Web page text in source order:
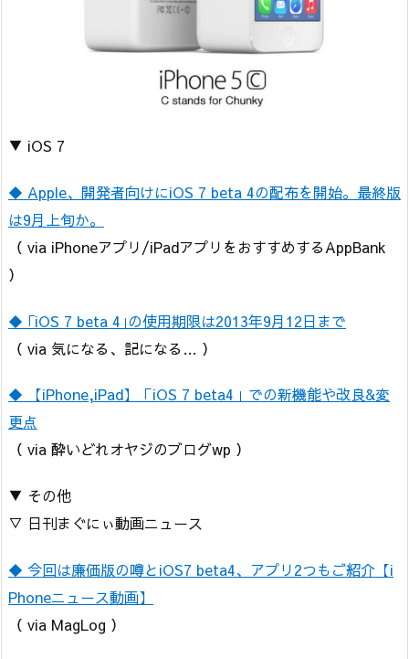
▼ iOS 7
◆ Apple、開発者向けにiOS 7 beta 4の配布を開始。最終版
は9月上旬か。
（ via iPhoneアプリ/iPadアプリをおすすめするAppBank
）
◆ ｢iOS 7 beta 4｣の使用期限は2013年9月12日まで
（ via 気になる、記になる… ）
◆ 【iPhone,iPad】「iOS 7 beta4」での新機能や改良&変
更点
（ via 酔いどれオヤジのブログwp ）
▼ その他
▽ 日刊まぐにぃ動画ニュース
◆ 今回は廉価版の噂とiOS7 beta4、アプリ2つもご紹介【i
Phoneニュース動画】
（ via MagLog ）